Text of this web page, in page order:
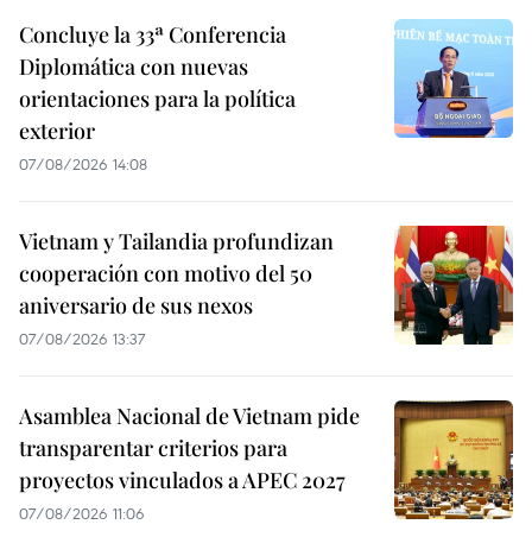
Concluye la 33ª Conferencia
Diplomática con nuevas
orientaciones para la política
exterior
07/08/2026 14:08
Vietnam y Tailandia profundizan
cooperación con motivo del 50
aniversario de sus nexos
07/08/2026 13:37
Asamblea Nacional de Vietnam pide
transparentar criterios para
proyectos vinculados a APEC 2027
07/08/2026 11:06